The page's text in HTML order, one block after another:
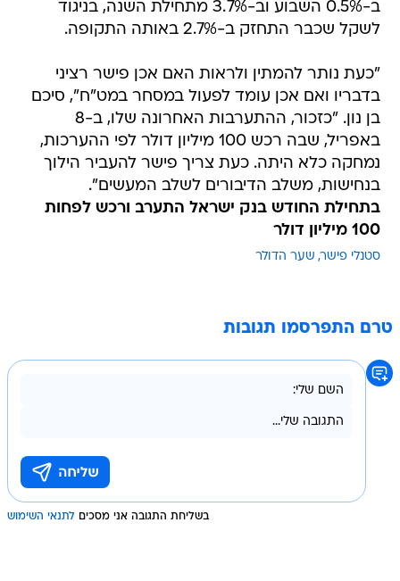
ב-0.5% השבוע וב-3.7% מתחילת השנה, בניגוד
לשקל שכבר התחזק ב-2.7% באותה התקופה.
"כעת נותר להמתין ולראות האם אכן פישר רציני
בדבריו ואם אכן עומד לפעול במסחר במט"ח", סיכם
בן נון. "כזכור, ההתערבות האחרונה שלו, ב-8
באפריל, שבה רכש 100 מיליון דולר לפי ההערכות,
נמחקה כלא היתה. כעת צריך פישר להעביר הילוך
בנחישות, משלב הדיבורים לשלב המעשים".
בתחילת החודש בנק ישראל התערב ורכש לפחות
100 מיליון דולר
סטנלי פישר שער הדולר
טרם התפרסמו תגובות
בשליחת התגובה אני מסכים לתנאי השימוש